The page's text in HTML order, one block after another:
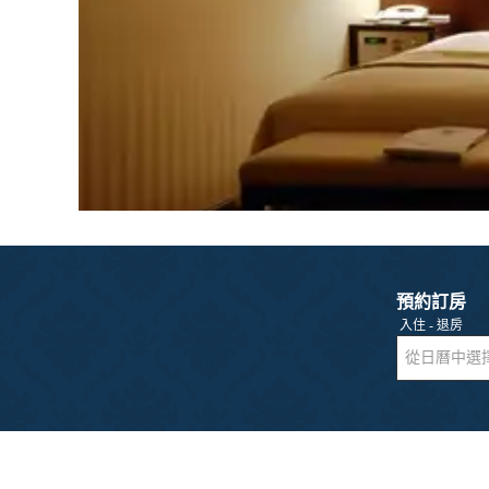
預約訂房
入住 - 退房
從日曆中選